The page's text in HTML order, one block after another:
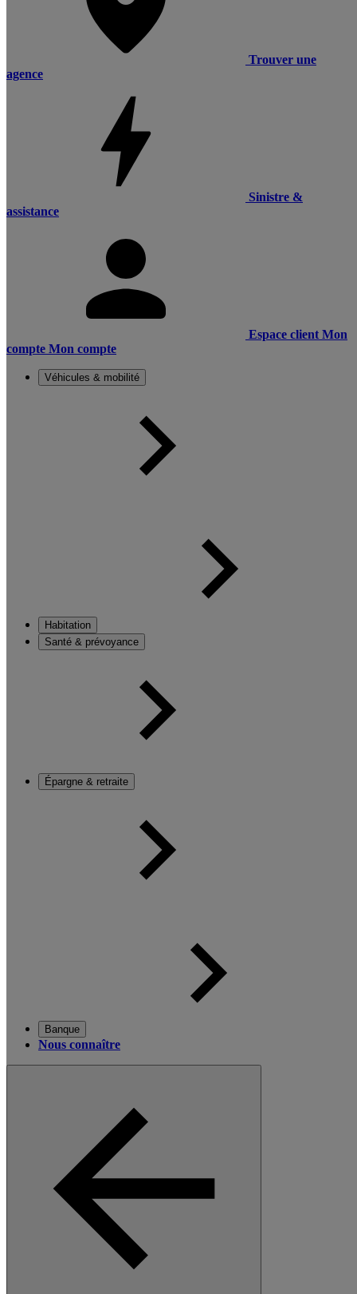
Trouver une
agence
Sinistre &
assistance
Espace client Mon
compte Mon compte
Véhicules & mobilité
Habitation
Santé & prévoyance
Épargne & retraite
Banque
Nous connaître